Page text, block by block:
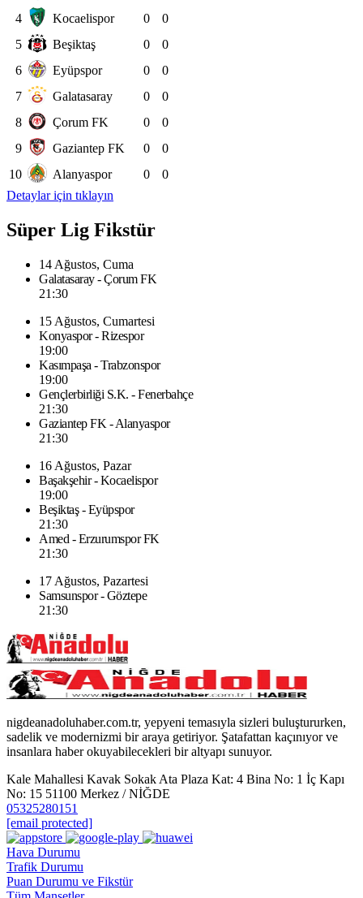
4
Kocaelispor 0
0
5
Beşiktaş 0
0
6
Eyüpspor 0
0
7
Galatasaray 0
0
8
Çorum FK 0
0
9
Gaziantep FK 0
0
10
Alanyaspor 0
0
Detaylar için tıklayın
Süper Lig Fikstür
14 Ağustos, Cuma
Galatasaray - Çorum FK
21:30
15 Ağustos, Cumartesi
Konyaspor - Rizespor
19:00
Kasımpaşa - Trabzonspor
19:00
Gençlerbirliği S.K. - Fenerbahçe
21:30
Gaziantep FK - Alanyaspor
21:30
16 Ağustos, Pazar
Başakşehir - Kocaelispor
19:00
Beşiktaş - Eyüpspor
21:30
Amed - Erzurumspor FK
21:30
17 Ağustos, Pazartesi
Samsunspor - Göztepe
21:30
nigdeanadoluhaber.com.tr, yepyeni temasıyla sizleri buluştururken,
sadelik ve modernizmi bir araya getiriyor. Şatafattan kaçınıyor ve
insanlara haber okuyabilecekleri bir altyapı sunuyor.
Kale Mahallesi Kavak Sokak Ata Plaza Kat: 4 Bina No: 1 İç Kapı
No: 15 51100 Merkez / NİĞDE
05325280151
[email protected]
Hava Durumu
Trafik Durumu
Puan Durumu ve Fikstür